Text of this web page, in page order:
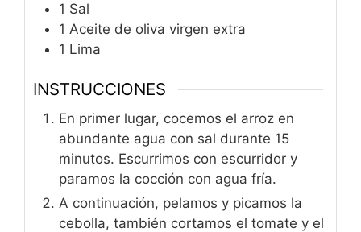
1 Sal
1 Aceite de oliva virgen extra
1 Lima
INSTRUCCIONES
En primer lugar, cocemos el arroz en
abundante agua con sal durante 15
minutos. Escurrimos con escurridor y
paramos la cocción con agua fría.
A continuación, pelamos y picamos la
cebolla, también cortamos el tomate y el